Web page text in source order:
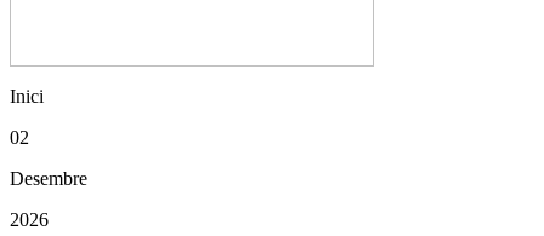
Inici
02
Desembre
2026